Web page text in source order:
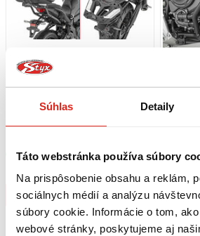
Súhlas Detaily
Táto webstránka používa súbory
Na prispôsobenie obsahu a reklám,
sociálnych médií a analýzu
súbory cookie. Informácie o tom,
webové stránky, poskytujeme aj
154,95 € s DPH
Skladom
Kúpiť
199,95 €